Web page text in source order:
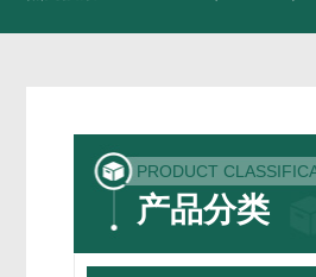
PRODUCT
产品分类